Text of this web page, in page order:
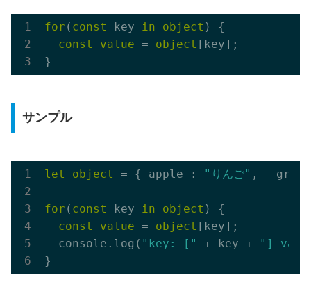
for ( const key in object ) {
const
value = object [key];
サンプル
let object = { apple : "りんご" , 　
for ( const key in object ) {
const
value = object [key];
  console.log(
"key: [" + key +
"]